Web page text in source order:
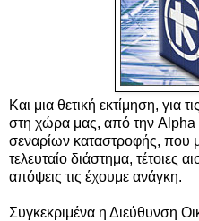
Και μια θετική εκτίμηση, για
στη χώρα μας, από την
σεναρίων καταστροφής, που
τελευταίο διάστημα, τέτοιες
απόψεις τις έχουμε ανάγκη.
Συγκεκριμένα η Διεύθυνση